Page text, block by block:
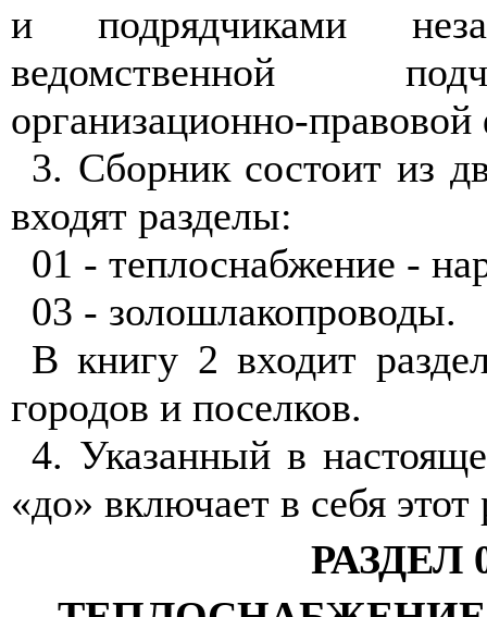
и подрядчиками
ведомственной
организационно-
3. Сборник состоит из
входят разделы:
01 - теплоснабжение -
03 - золошлакопроводы.
В книгу 2 входит
городов и поселков.
4. Указанный в
«до» включает в себя этот
РАЗДЕЛ